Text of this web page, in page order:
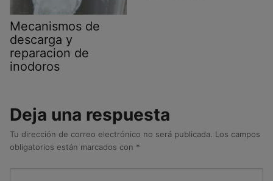
Mecanismos de
descarga y
reparacion de
inodoros
Deja una respuesta
Tu dirección de correo electrónico no será publicada. Los campos
obligatorios están marcados con *